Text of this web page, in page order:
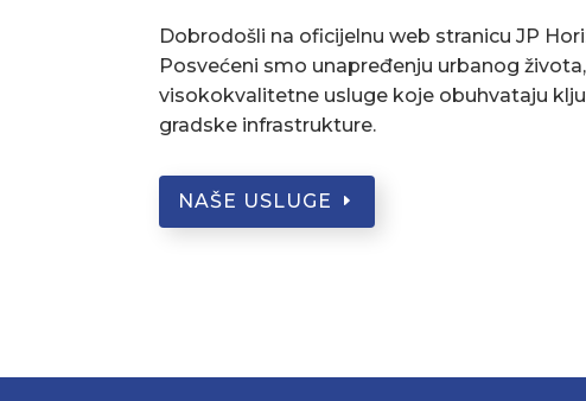
Dobrodošli na oficijelnu web stranicu JP
Posvećeni smo unapređenju urbanog
visokokvalitetne usluge koje obuhvataju
gradske infrastrukture.
NAŠE USLUGE